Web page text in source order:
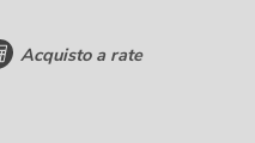
Acquisto a rate